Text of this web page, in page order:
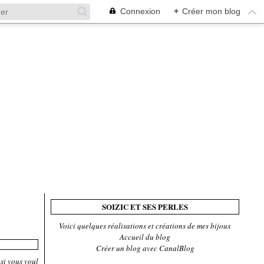
Connexion + Créer mon blog
vous voul
SOIZIC ET SES PERLES
Voici quelques réalisations et créations de mes bijoux
Accueil du blog
Créer un blog avec CanalBlog